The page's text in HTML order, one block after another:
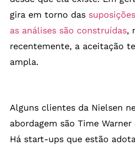
gira em torno das
as análises são construídas,
recentemente, a aceitação
ampla.
Alguns clientes da Nielsen
abordagem são Time Warner
Há start-ups que estão